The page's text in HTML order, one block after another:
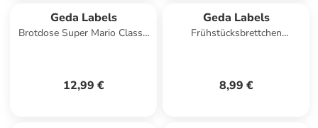
Geda Labels
Brotdose Super Mario Classic
12,99 €
Geda Labels
Frühstücksbrettchen
8,99 €